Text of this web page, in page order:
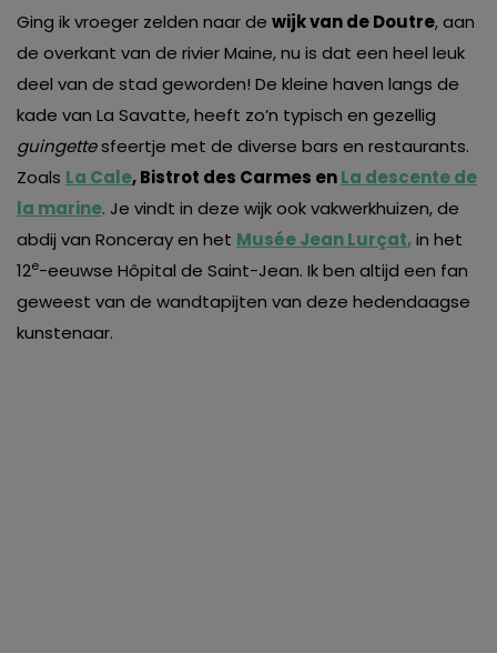
van derde partijen om gepersonaliseerde advertenties te
tonen en/of de inhoud van de advertenties op je
voorkeuren af te stemmen. Je kunt je voorkeuren
beheren via ‘Zelf instellen’. Klik je op ‘Accepteren en
doorgaan’ dan ga je akkoord met het gebruik van alle
cookies zoals omschreven in onze
Cookieverklaring
Ging ik vroeger zelden naar de wijk van de Doutre, aan
de overkant van de rivier Maine, nu is dat een heel leuk
deel van de stad geworden! De kleine haven langs de
kade van La Savatte, heeft zo’n typisch en gezellig
guingettesfeertje met de diverse bars en restaurants.
Zoals La Cale, Bistrot des Carmes enLa descente de
la marine. Je vindt in deze wijk ook vakwerkhuizen, de
abdij van Ronceray en het Musée Jean Lurçat,in het
12e-eeuwse Hôpital de Saint-Jean. Ik ben altijd een fan
geweest van de wandtapijten van deze hedendaagse
kunstenaar.